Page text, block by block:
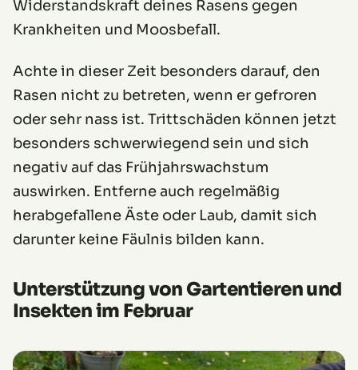
Widerstandskraft deines Rasens gegen
Krankheiten und Moosbefall.
Achte in dieser Zeit besonders darauf, den
Rasen nicht zu betreten, wenn er gefroren
oder sehr nass ist. Trittschäden können jetzt
besonders schwerwiegend sein und sich
negativ auf das Frühjahrswachstum
auswirken. Entferne auch regelmäßig
herabgefallene Äste oder Laub, damit sich
darunter keine Fäulnis bilden kann.
Unterstützung von Gartentieren und
Insekten im Februar